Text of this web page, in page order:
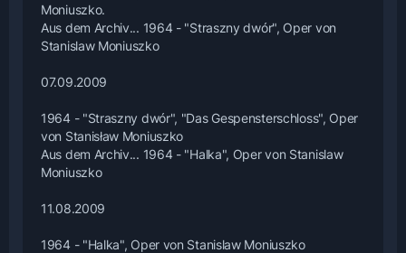
Moniuszko.
Aus dem Archiv... 1964 - "Straszny dwór", Oper von
Stanislaw Moniuszko
07.09.2009
1964 - "Straszny dwór", "Das Gespensterschloss", Oper
von Stanisław Moniuszko
Aus dem Archiv... 1964 - "Halka", Oper von Stanislaw
Moniuszko
11.08.2009
1964 - "Halka", Oper von Stanislaw Moniuszko